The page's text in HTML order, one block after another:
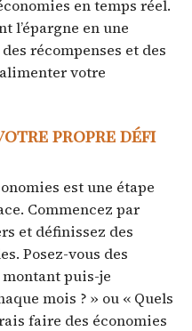
en temps réel.
l’épargne en une
récompenses et des
votre
propre défi
est une étape
Commencez par
et définissez des
Posez-vous des
puis-je
mois ? » ou « Quels
faire des économies